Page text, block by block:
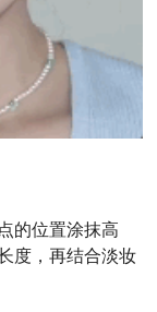
的位置涂抹高
度，再结合淡妆